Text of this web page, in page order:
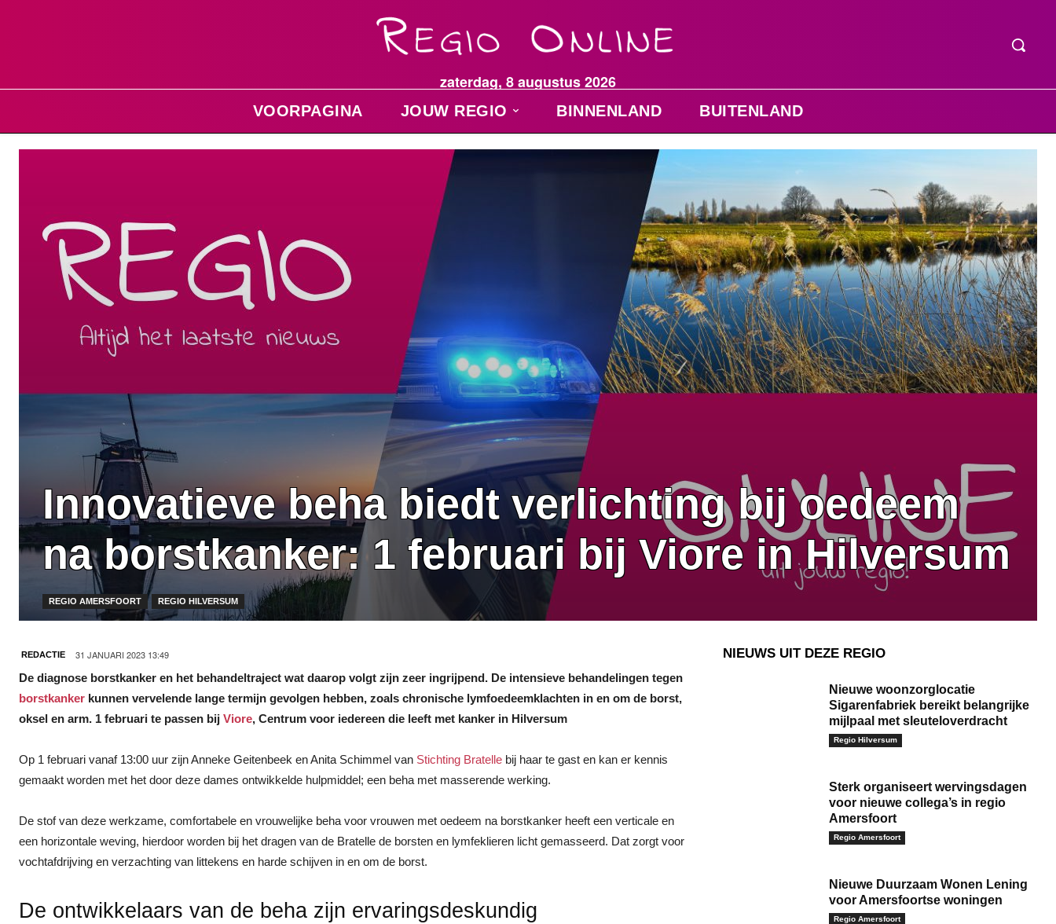
zaterdag, 8 augustus 2026
VOORPAGINA JOUW REGIO BINNENLAND BUITENLAND
Innovatieve beha biedt verlichting bij oedeem
na borstkanker: 1 februari bij Viore in Hilversum
REGIO AMERSFOORT REGIO HILVERSUM
REDACTIE 31 JANUARI 2023 13:49
De diagnose borstkanker en het behandeltraject wat daarop volgt zijn zeer ingrijpend. De intensieve behandelingen tegen
borstkanker kunnen vervelende lange termijn gevolgen hebben, zoals chronische lymfoedeemklachten in en om de borst,
oksel en arm. 1 februari te passen bij Viore, Centrum voor iedereen die leeft met kanker in Hilversum
Op 1 februari vanaf 13:00 uur zijn Anneke Geitenbeek en Anita Schimmel van Stichting Bratelle bij haar te gast en kan er kennis
gemaakt worden met het door deze dames ontwikkelde hulpmiddel; een beha met masserende werking.
De stof van deze werkzame, comfortabele en vrouwelijke beha voor vrouwen met oedeem na borstkanker heeft een verticale en
een horizontale weving, hierdoor worden bij het dragen van de Bratelle de borsten en lymfeklieren licht gemasseerd. Dat zorgt voor
vochtafdrijving en verzachting van littekens en harde schijven in en om de borst.
De ontwikkelaars van de beha zijn ervaringsdeskundig
NIEUWS UIT DEZE REGIO
Nieuwe woonzorglocatie
Sigarenfabriek bereikt belangrijke
mijlpaal met sleuteloverdracht
Regio Hilversum
Sterk organiseert wervingsdagen
voor nieuwe collega’s in regio
Amersfoort
Regio Amersfoort
Nieuwe Duurzaam Wonen Lening
voor Amersfoortse woningen
Regio Amersfoort